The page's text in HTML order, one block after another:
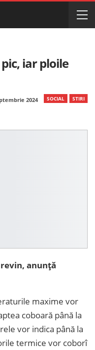
iar ploile
SOCIAL STIRI
2024
anunță
maxime vor
coboară până la
vor indica până la
termice vor coborî